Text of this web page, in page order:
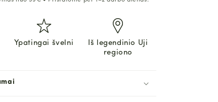
Ypatingai švelni
Iš legendinio Uji
regiono